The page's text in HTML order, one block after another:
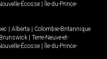
Écosse
Île-du-Prince-
Alberta
Colombie-Britannique
Terre-Neuve-et-
Écosse
Île-du-Prince-